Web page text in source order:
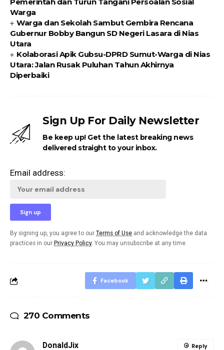
Pemerintah dan Turun Tangani Persoalan Sosial
Warga
Warga dan Sekolah Sambut Gembira Rencana
Gubernur Bobby Bangun SD Negeri Lasara di Nias
Utara
Kolaborasi Apik Gubsu-DPRD Sumut-Warga di Nias
Utara: Jalan Rusak Puluhan Tahun Akhirnya
Diperbaiki
Sign Up For Daily Newsletter
Be keep up! Get the latest breaking news
delivered straight to your inbox.
Email address:
By signing up, you agree to our Terms of Use and acknowledge the data
practices in our Privacy Policy. You may unsubscribe at any time.
Facebook
270 Comments
DonaldJix Reply